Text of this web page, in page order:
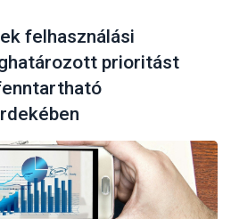
felhasználási
prioritást